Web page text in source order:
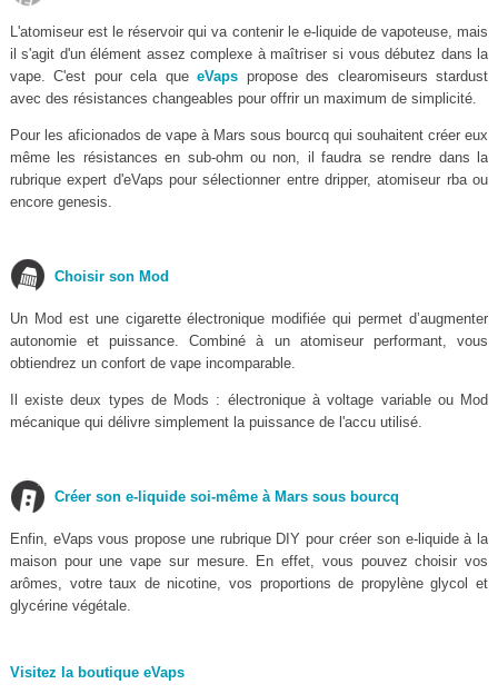
L'atomiseur est le réservoir qui va contenir le e-liquide de vapoteuse, mais
il s'agit d'un élément assez complexe à maîtriser si vous débutez dans la
vape. C'est pour cela queeVaps propose des clearomiseurs stardust
avec des résistances changeables pour offrir un maximum de simplicité.
Pour les aficionados de vape à Mars sous bourcq qui souhaitent créer eux
même les résistances en sub-ohm ou non, il faudra se rendre dans la
rubrique expert d'eVaps pour sélectionner entre dripper, atomiseur rba ou
encore genesis.
Choisir son Mod
Un Mod est une cigarette électronique modifiée qui permet d’augmenter
autonomie et puissance. Combiné à un atomiseur performant, vous
obtiendrez un confort de vape incomparable.
Il existe deux types de Mods : électronique à voltage variable ou Mod
mécanique qui délivre simplement la puissance de l'accu utilisé.
Créer son e-liquide soi-même à Mars sous bourcq
Enfin, eVaps vous propose une rubrique DIY pour créer son e-liquide à la
maison pour une vape sur mesure. En effet, vous pouvez choisir vos
arômes, votre taux de nicotine, vos proportions de propylène glycol et
glycérine végétale.
Visitez la boutique eVaps